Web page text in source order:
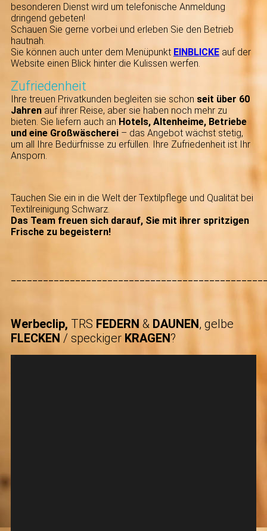
besonderen Dienst wird um telefonische Anmeldung
dringend gebeten!
Schauen Sie gerne vorbei und erleben Sie den Betrieb
hautnah.
Sie können auch unter dem Menüpunkt EINBLICKEauf der
Website einen Blick hinter die Kulissen werfen.
Zufriedenheit
Ihre treuen Privatkunden begleiten sie schon seit über 60
Jahrenauf ihrer Reise, aber sie haben noch mehr zu
bieten. Sie liefern auch an Hotels, Altenheime, Betriebe
und eine Großwäscherei– das Angebot wächst stetig,
um all Ihre Bedürfnisse zu erfüllen. Ihre Zufriedenheit ist Ihr
Ansporn.
Tauchen Sie ein in die Welt der Textilpflege und Qualität bei
Textilreinigung Schwarz.
Das Team freuen sich darauf, Sie mit ihrer spritzigen
Frische zu begeistern!
Werbeclip, TRS FEDERN & DAUNEN, gelbe
FLECKEN / speckiger KRAGEN?